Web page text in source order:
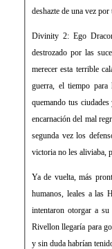
deshazte de una vez
Divinity 2: Ego
destrozado por las
merecer esta terrible
guerra, el tiempo para
quemando tus
encarnación del mal
segunda vez los
victoria no les aliviaba,
Ya de vuelta, más
humanos, leales a las
intentaron otorgar a
Rivellon llegaría para
y sin duda habrían